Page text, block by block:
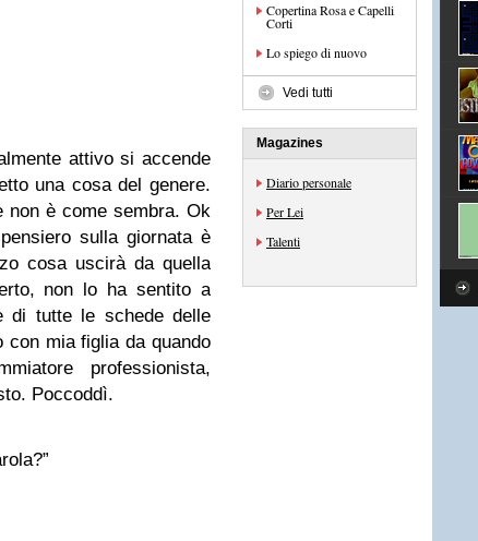
attivo si accende
una cosa del genere.
non è come sembra. Ok
sulla giornata è
cosa uscirà da quella
non lo ha sentito a
di tutte le schede delle
con mia figlia da quando
professionista,
Poccoddì.
Copertina Rosa e Capelli
Corti
Lo spiego di nuovo
Vedi tutti
Magazines
Diario personale
Per Lei
Talenti